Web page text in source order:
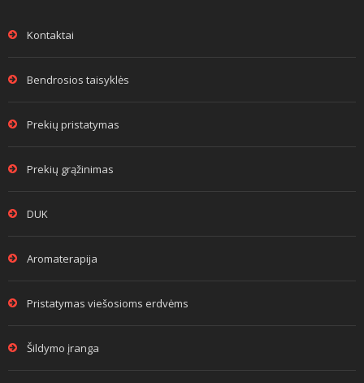
Kontaktai
Bendrosios taisyklės
Prekių pristatymas
Prekių grąžinimas
DUK
Aromaterapija
Pristatymas viešosioms erdvėms
Šildymo įranga